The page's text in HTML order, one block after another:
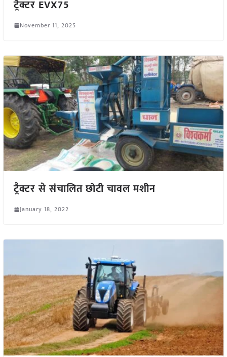
ट्रैक्टर EVX75
November 11, 2025
ट्रैक्टर से संचालित छोटी चावल मशीन
January 18, 2022